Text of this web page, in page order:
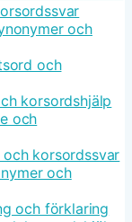
och
och
korsordshjälp
och
korsordssvar
och
och förklaring